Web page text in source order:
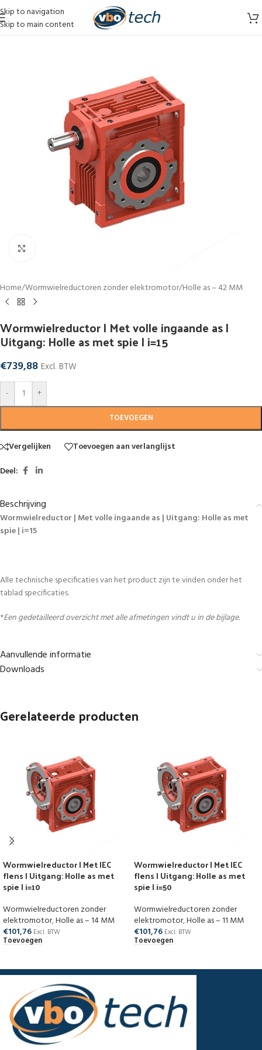
Skip to navigation
Skip to main content
Home/Wormwielreductoren zonder elektromotor/Holle as – 42 MM
Wormwielreductor | Met volle ingaande as |
Uitgang: Holle as met spie | i=15
€739,88 Excl. BTW
-
+
TOEVOEGEN
Vergelijken
Toevoegen aan verlanglijst
Deel:
Beschrijving
Wormwielreductor | Met volle ingaande as | Uitgang: Holle as met
spie | i=15
Alle technische specificaties van het product zijn te vinden onder het
tablad specificaties.
*Een gedetailleerd overzicht met alle afmetingen vindt u in de bijlage.
Aanvullende informatie
Downloads
Gerelateerde producten
Wormwielreductor | Met IEC
flens | Uitgang: Holle as met
spie | i=10
Wormwielreductoren zonder
elektromotor,Holle as – 14 MM
€101,76 Excl. BTW
Toevoegen
Wormwielreductor | Met IEC
flens | Uitgang: Holle as met
spie | i=50
Wormwielreductoren zonder
elektromotor,Holle as – 11 MM
€101,76 Excl. BTW
Toevoegen